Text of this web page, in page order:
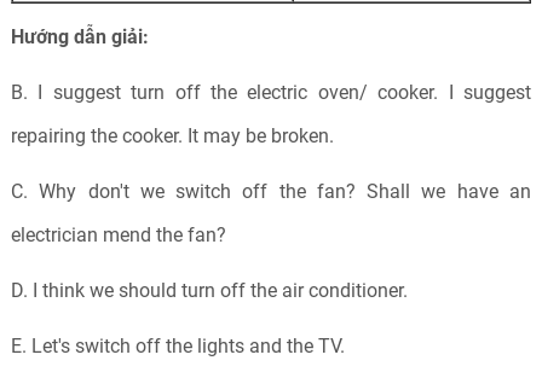
Hướng dẫn giải:
B. I suggest turn off the electric oven/ cooker. I suggest
repairing the cooker. It may be broken.
C. Why don't we switch off the fan? Shall we have an
electrician mend the fan?
D. I think we should turn off the air conditioner.
E. Let's switch off the lights and the TV.